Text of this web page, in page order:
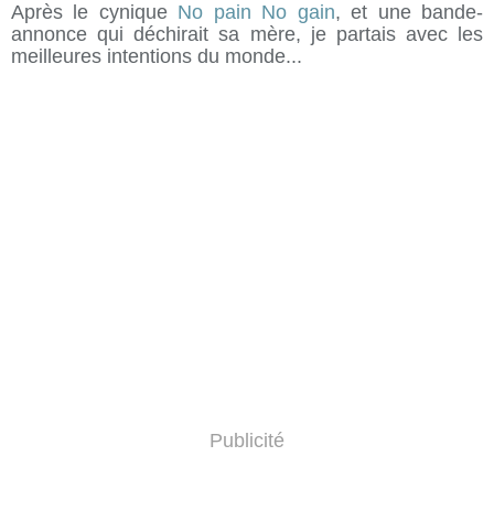
Après le cynique No pain No gain, et une bande-
annonce qui déchirait sa mère, je partais avec les
meilleures intentions du monde...
Publicité